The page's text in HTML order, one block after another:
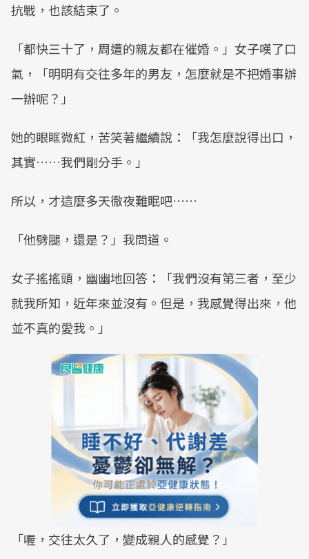
抗戰，也該結束了。
「都快三十了，周遭的親友都在催婚。」女子嘆了口
氣，「明明有交往多年的男友，怎麼就是不把婚事辦
一辦呢？」
她的眼眶微紅，苦笑著繼續說：「我怎麼說得出口，
其實……我們剛分手。」
所以，才這麼多天徹夜難眠吧……
「他劈腿，還是？」我問道。
女子搖搖頭，幽幽地回答：「我們沒有第三者，至少
就我所知，近年來並沒有。但是，我感覺得出來，他
並不真的愛我。」
「喔，交往太久了，變成親人的感覺？」